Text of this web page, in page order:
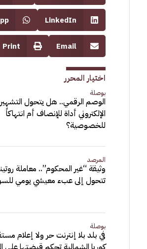
LinkedIn
Email
Print
اختيار المحرر
بوصلة
الوصم الرقمي.. هل يتحول التشهير
الإلكتروني أداة للإنصاف أم انتهاكاً
للخصوصية؟
المرصد
وثيقة “غير المحكوم”.. معاملة
تتحول إلى عبء معيشي يومي
بوصلة
في بلد بلا إنترنت حر ولا إعلام